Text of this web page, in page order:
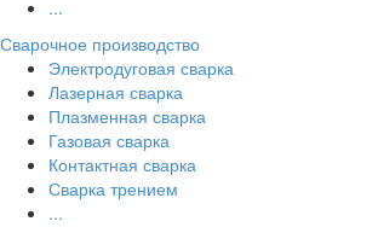
...
Сварочное производство
Электродуговая сварка
Лазерная сварка
Плазменная сварка
Газовая сварка
Контактная сварка
Сварка трением
...